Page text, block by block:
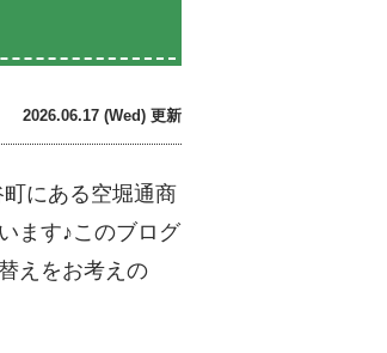
2026.06.17 (Wed) 更新
にある空堀通商
ます♪このブログ
えをお考えの